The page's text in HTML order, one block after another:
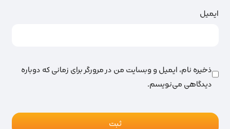
ایمیل
ذخیره نام، ایمیل و وبسایت من در مرورگر برای زمانی که دوباره
دیدگاهی می‌نویسم.